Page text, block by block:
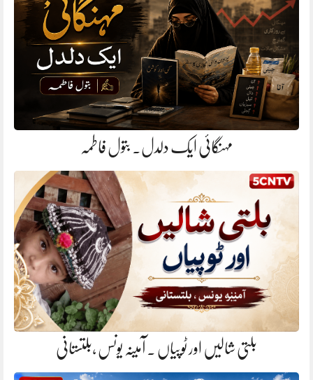
مہنگائی ایک دلدل. بتول فاطمہ
بلتی شالیں اور ٹوپیاں . آمینہ یونس ،بلتستانی